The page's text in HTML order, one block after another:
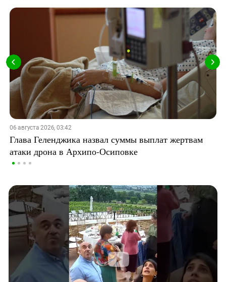
06 августа 2026, 03:42
Глава Геленджика назвал суммы выплат жертвам
атаки дрона в Архипо-Осиповке